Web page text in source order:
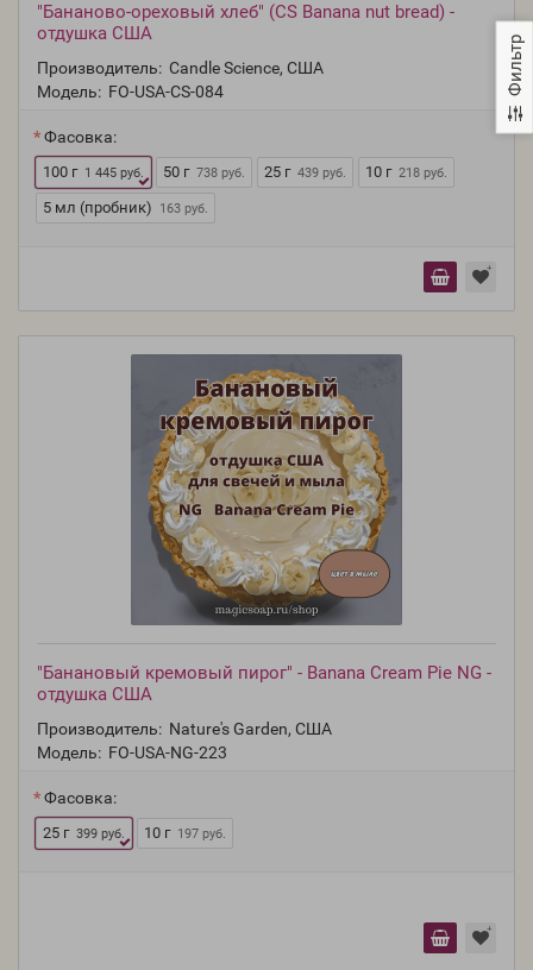
Фильтр
"Бананово-ореховый хлеб" (CS Banana nut bread) -
отдушка США
Производитель: Candle Science, США
Модель: FO-USA-CS-084
Фасовка:
100 г 1 445 руб. 50 г 738 руб. 25 г 439 руб. 10 г 218 руб.
5 мл (пробник) 163 руб.
"Банановый кремовый пирог" - Banana Cream Pie NG -
отдушка США
Производитель: Nature's Garden, США
Модель: FO-USA-NG-223
Фасовка:
25 г 399 руб. 10 г 197 руб.